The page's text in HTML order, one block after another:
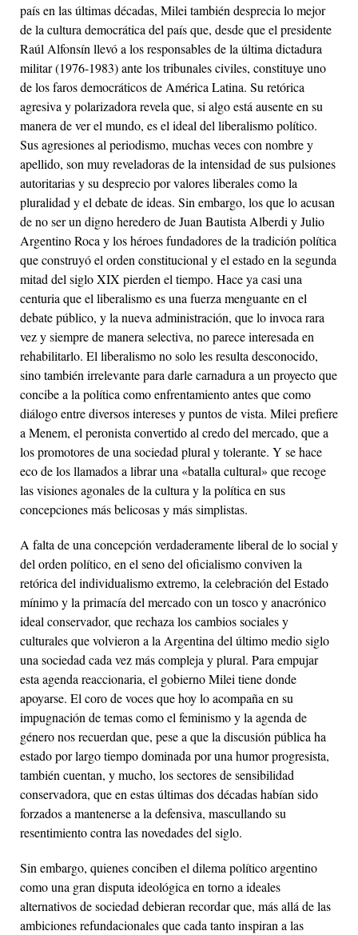
país en las últimas décadas, Milei también desprecia lo mejor
de la cultura democrática del país que, desde que el presidente
Raúl Alfonsín llevó a los responsables de la última dictadura
militar (1976-1983) ante los tribunales civiles, constituye uno
de los faros democráticos de América Latina. Su retórica
agresiva y polarizadora revela que, si algo está ausente en su
manera de ver el mundo, es el ideal del liberalismo político.
Sus agresiones al periodismo, muchas veces con nombre y
apellido, son muy reveladoras de la intensidad de sus pulsiones
autoritarias y su desprecio por valores liberales como la
pluralidad y el debate de ideas. Sin embargo, los que lo acusan
de no ser un digno heredero de Juan Bautista Alberdi y Julio
Argentino Roca y los héroes fundadores de la tradición política
que construyó el orden constitucional y el estado en la segunda
mitad del siglo XIX pierden el tiempo. Hace ya casi una
centuria que el liberalismo es una fuerza menguante en el
debate público, y la nueva administración, que lo invoca rara
vez y siempre de manera selectiva, no parece interesada en
rehabilitarlo. El liberalismo no solo les resulta desconocido,
sino también irrelevante para darle carnadura a un proyecto que
concibe a la política como enfrentamiento antes que como
diálogo entre diversos intereses y puntos de vista. Milei prefiere
a Menem, el peronista convertido al credo del mercado, que a
los promotores de una sociedad plural y tolerante. Y se hace
eco de los llamados a librar una «batalla cultural» que recoge
las visiones agonales de la cultura y la política en sus
concepciones más belicosas y más simplistas.
A falta de una concepción verdaderamente liberal de lo social y
del orden político, en el seno del oficialismo conviven la
retórica del individualismo extremo, la celebración del Estado
mínimo y la primacía del mercado con un tosco y anacrónico
ideal conservador, que rechaza los cambios sociales y
culturales que volvieron a la Argentina del último medio siglo
una sociedad cada vez más compleja y plural. Para empujar
esta agenda reaccionaria, el gobierno Milei tiene donde
apoyarse. El coro de voces que hoy lo acompaña en su
impugnación de temas como el feminismo y la agenda de
género nos recuerdan que, pese a que la discusión pública ha
estado por largo tiempo dominada por una humor progresista,
también cuentan, y mucho, los sectores de sensibilidad
conservadora, que en estas últimas dos décadas habían sido
forzados a mantenerse a la defensiva, mascullando su
resentimiento contra las novedades del siglo.
Sin embargo, quienes conciben el dilema político argentino
como una gran disputa ideológica en torno a ideales
alternativos de sociedad debieran recordar que, más allá de las
ambiciones refundacionales que cada tanto inspiran a las